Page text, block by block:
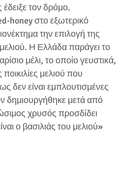
τον δρόμο.
honey στο εξωτερικό
την επιλογή της
μελιού. Η Ελλάδα παράγει το
μέλι, το οποίο γευστικά,
μελιού που
δεν είναι εμπλουτισμένες
δημιουργήθηκε μετά από
χρυσός προσδίδει
ο βασιλιάς του μελιού»